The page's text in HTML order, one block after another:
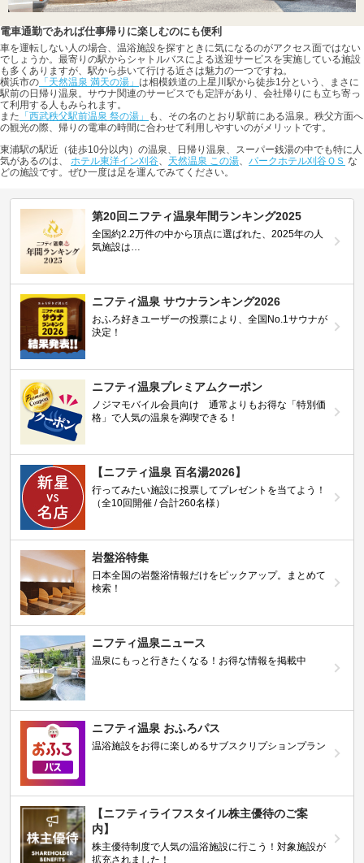
電車通勤であれば仕事帰りに楽しむのにも便利
車を運転しない人の場合、温浴施設を探すときに気になるのがアクセス面ではない
でしょうか。最寄りの駅からシャトルバスによる送迎サービスを実施している施設
も多くありますが、駅から歩いて行ける近さは魅力の一つですね。
横浜市の 「天然温泉 満天の湯」 は相模鉄道の上星川駅から徒歩1分という、まさに
駅前の日帰り温泉。サウナ関連のサービスでも定評があり、会社帰りにも立ち寄っ
て利用する人もみられます。
また 「西武秩父駅前温泉 祭の湯」
も、その名のとおり駅前にある温泉。秩父方面へ
の観光の際、帰りの電車の時間に合わせて利用しやすいのがメリットです。
東浦駅の駅近（徒歩10分以内）の温泉、日帰り温泉、スーパー銭湯の中でも特に人
気があるのは、 ホテル東洋イン刈谷、 天然温泉 この湯、 パークホテル刈谷ＱＳ な
どの施設です。ぜひ一度は足を運んでみてください。
第20回ニフティ温泉年間ランキング2025
全国約2.2万件の中から頂点に選ばれた、2025年の人
気施設は…
ニフティ温泉 サウナランキング2026
おふろ好きユーザーの投票により、全国No.1サウナが
決定！
ニフティ温泉プレミアムクーポン
ノジマモバイル会員向け 通常よりもお得な「特別価
格」で人気の温泉を満喫できる！
【ニフティ温泉 百名湯2026】
行ってみたい施設に投票してプレゼントを当てよう！
（全10回開催 / 合計260名様）
岩盤浴特集
日本全国の岩盤浴情報だけをピックアップ。まとめて
検索！
ニフティ温泉ニュース
温泉にもっと行きたくなる！お得な情報を掲載中
ニフティ温泉 おふろパス
温浴施設をお得に楽しめるサブスクリプションプラン
【ニフティライフスタイル株主優待のご案
内】
株主優待制度で人気の温浴施設に行こう！対象施設が
拡充されました！